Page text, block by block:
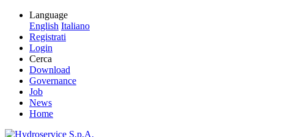
Language
English Italiano
Registrati
Login
Cerca
Download
Governance
Job
News
Home